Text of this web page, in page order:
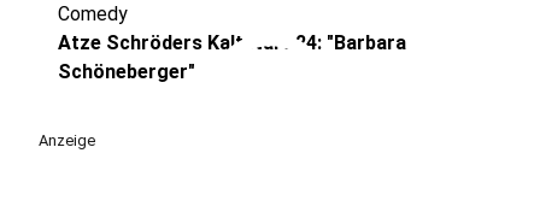
play_circle
Comedy
Atze Schröders Kaltstart 24: "Barbara
Schöneberger"
Anzeige